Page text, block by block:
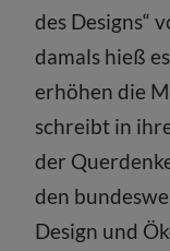
des Designs“
damals hieß
erhöhen die
schreibt in
der
den
Design und